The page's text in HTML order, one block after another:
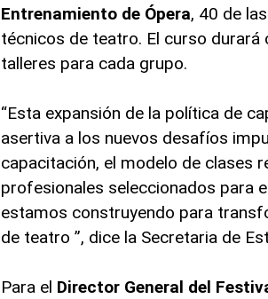
Entrenamiento de Ópera, 40 de
técnicos de teatro. El curso
talleres para cada grupo.
“Esta expansión de la política de
asertiva a los nuevos desafíos
capacitación, el modelo de clases
profesionales seleccionados para
estamos construyendo para
de teatro ”, dice la Secretaria de
Para el Director General del